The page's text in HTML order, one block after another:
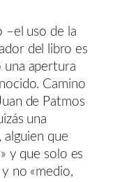
–el uso de la
del libro es
una apertura
Camino
de Patmos
una
alguien que
y que solo es
no «medio,